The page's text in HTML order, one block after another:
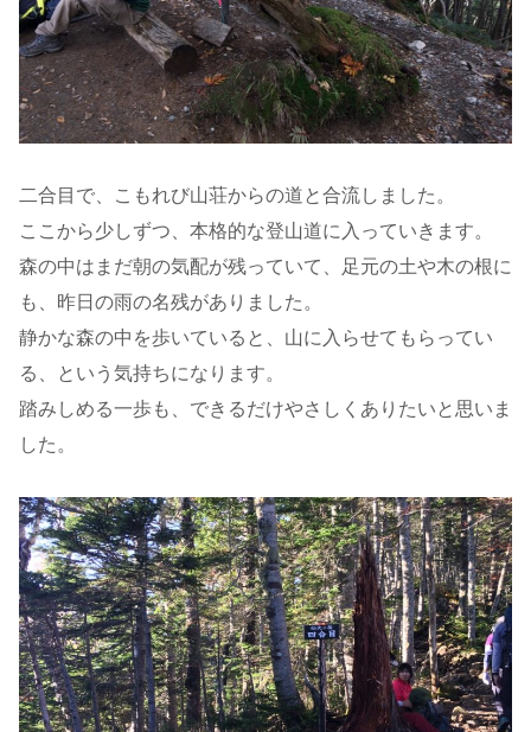
二合目で、こもれび山荘からの道と合流しました。
ここから少しずつ、本格的な登山道に入っていきます。
森の中はまだ朝の気配が残っていて、足元の土や木の根に
も、昨日の雨の名残がありました。
静かな森の中を歩いていると、山に入らせてもらってい
る、という気持ちになります。
踏みしめる一歩も、できるだけやさしくありたいと思いま
した。